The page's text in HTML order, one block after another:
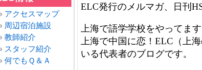
アクセスマップ
周辺宿泊施設
教師紹介
スタッフ紹介
何でもＱ＆Ａ
ELC発行のメルマガ、日刊
上海で語学学校をやってます
上海で中国に恋！ELC（上
いる代表者のブログです。